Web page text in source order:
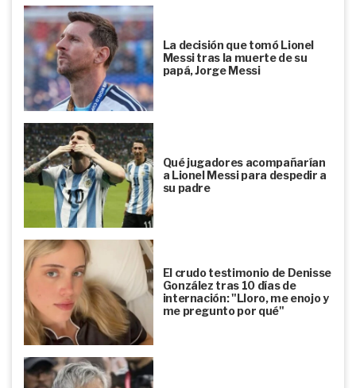
La decisión que tomó Lionel
Messi tras la muerte de su
papá, Jorge Messi
Qué jugadores acompañarían
a Lionel Messi para despedir a
su padre
El crudo testimonio de Denisse
González tras 10 días de
internación: "Lloro, me enojo y
me pregunto por qué"